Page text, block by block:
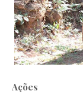
Ações